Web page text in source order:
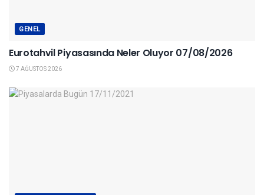
GENEL
Eurotahvil Piyasasında Neler Oluyor 07/08/2026
7 AĞUSTOS 2026